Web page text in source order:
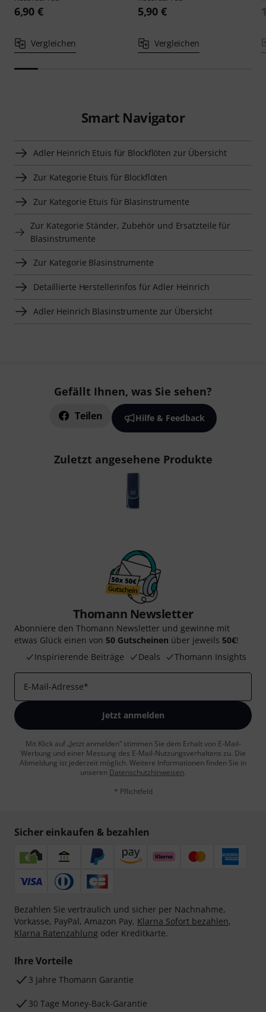
6,90 €
Vergleichen
5,90 €
Vergleichen
Smart Navigator
Adler Heinrich Etuis für Blockflöten zur Übersicht
Zur Kategorie Etuis für Blockflöten
Zur Kategorie Etuis für Blasinstrumente
Zur Kategorie Ständer, Zubehör und Ersatzteile für
Blasinstrumente
Zur Kategorie Blasinstrumente
Detaillierte Herstellerinfos für Adler Heinrich
Adler Heinrich Blasinstrumente zur Übersicht
Gefällt Ihnen, was Sie sehen?
Teilen Hilfe & Feedback
Zuletzt angesehene Produkte
Thomann Newsletter
Abonniere den Thomann Newsletter und gewinne mit
etwas Glück einen von 50 Gutscheinen über jeweils 50€!
Inspirierende Beiträge
Deals Thomann Insights
E-Mail-Adresse*
Jetzt anmelden
Mit Klick auf „Jetzt anmelden“ stimmen Sie dem Erhalt von E-Mail-
Werbung und einer Messung des E-Mail-Nutzungsverhaltens zu. Die
Abmeldung ist jederzeit möglich. Weitere Informationen finden Sie in
unseren Datenschutzhinweisen.
* Pflichtfeld
Sicher einkaufen & bezahlen
Bezahlen Sie vertraulich und sicher per Nachnahme,
Vorkasse, PayPal, Amazon Pay, Klarna Sofort bezahlen,
Klarna Ratenzahlung oder Kreditkarte.
Ihre Vorteile
3 Jahre Thomann Garantie
30 Tage Money-Back-Garantie